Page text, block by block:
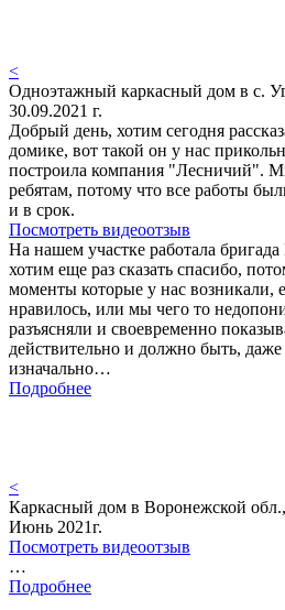
<
Одноэтажный каркасный дом в с.
30.09.2021 г.
Добрый день, хотим сегодня
домике, вот такой он у нас
построила компания "Лесничий".
ребятам, потому что все работы
и в срок.
Посмотреть видеоотзыв
На нашем участке работала
хотим еще раз сказать спасибо,
моменты которые у нас возникали,
нравилось, или мы чего то
разъясняли и своевременно
действительно и должно быть, даже
изначально…
Подробнее
<
Каркасный дом в Воронежской
Июнь 2021г.
Посмотреть видеоотзыв
…
Подробнее